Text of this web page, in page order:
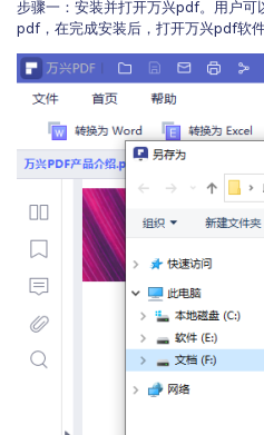
步骤一：安装并打开万兴pdf。用户可
pdf，在完成安装后，打开万兴pdf软件